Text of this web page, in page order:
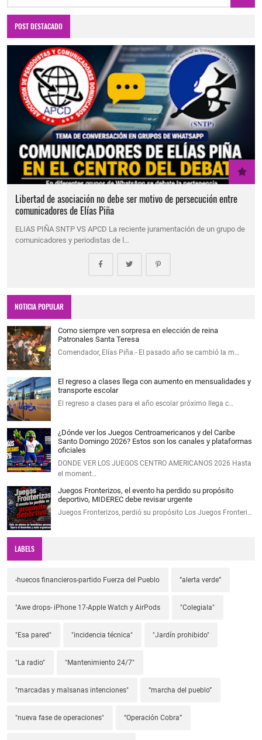
POST DESTACADO
Libertad de asociación no debe ser motivo de persecución entre
comunicadores de Elías Piña
ELIAS PIÑA SNTP VS APCD La reciente juramentación de un grupo de
comunicadores y periodistas de l…
NOTICIA POPULAR
Como siempre ven sorpresa en elección de reina
Patronales Santa Teresa
Comendador, Elías Piña.- El pasado año se cambió la m…
El regreso a clases llega con aumento en mensualidades y
transporte escolar
El regreso a clases para el año escolar próximo llega c…
¿Dónde ver los Juegos Centroamericanos y del Caribe
Santo Domingo 2026? Estos son los canales y plataformas
oficiales
DONDE VER LOS JUEGOS CENTRO AMERICANOS 2026 Hasta
el moment…
Juegos Fronterizos, el evento ha perdido su propósito
deportivo, MIDEREC debe revisar urgente
Juegos Fronterizos, perdió su propósito Los Juegos Fronteri…
LABELS
-huecos financieros-partido Fuerza del Pueblo ”alerta verde”
"Awe drops- iPhone 17-Apple Watch y AirPods "Colegiala"
"Esa pared" "incidencia técnica" "Jardín prohibido"
"La radio" "Mantenimiento 24/7"
"marcadas y malsanas intenciones" “marcha del pueblo”
"nueva fase de operaciones" “Operación Cobra”